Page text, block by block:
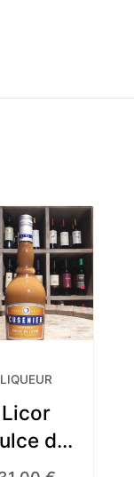
LIQUEUR
Licor
de